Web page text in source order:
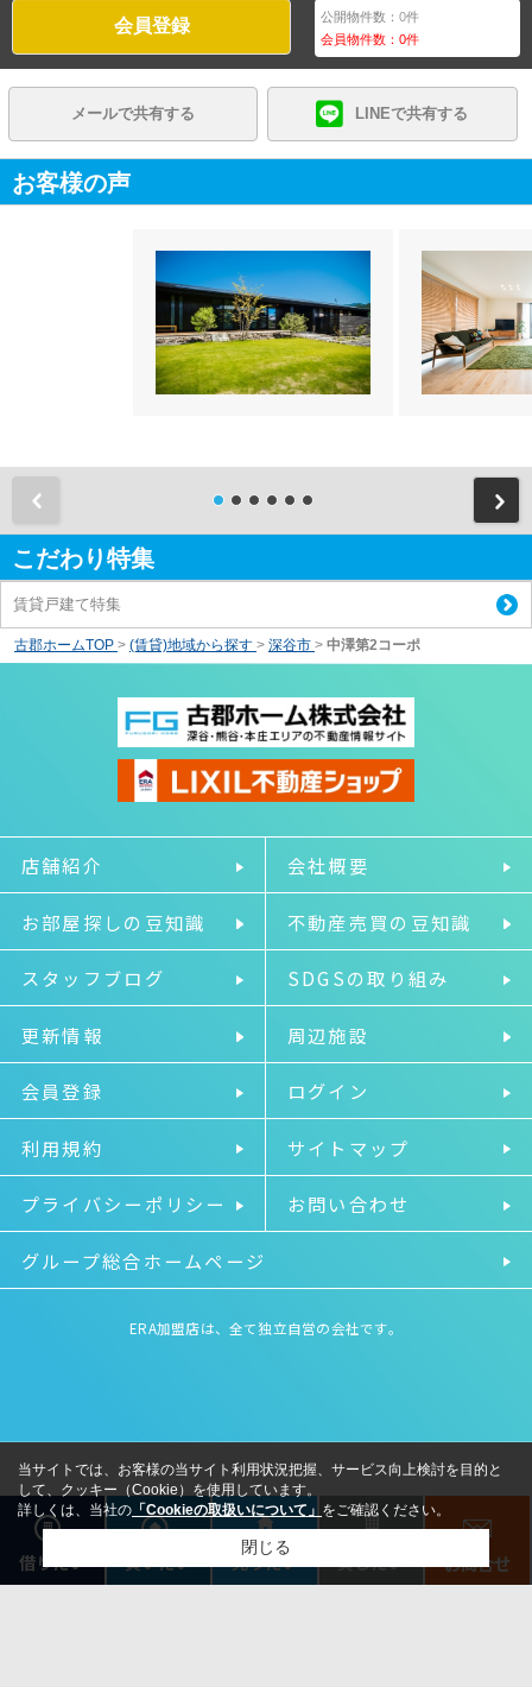
会員登録 公開物件数：0件
会員物件数：0件
メールで共有する LINEで共有する
お客様の声
こだわり特集
賃貸戸建て特集
古郡ホームTOP > (賃貸)地域から探す > 深谷市 > 中澤第2コーポ
店舗紹介 会社概要
お部屋探しの豆知識 不動産売買の豆知識
スタッフブログ SDGSの取り組み
更新情報 周辺施設
会員登録 ログイン
利用規約 サイトマップ
プライバシーポリシー お問い合わせ
グループ総合ホームページ
ERA加盟店は、全て独立自営の会社です。
借りたい 買いたい 売りたい 貸したい お問合せ
当サイトでは、お客様の当サイト利用状況把握、サービス向上検討を目的と
して、クッキー（Cookie）を使用しています。
詳しくは、当社の 「Cookieの取扱いについて」 をご確認ください。
閉じる